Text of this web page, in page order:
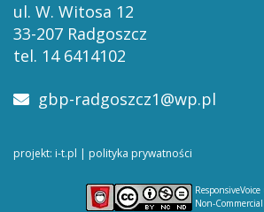
ul. W. Witosa 12
33-207 Radgoszcz
tel. 14 6414102
gbp-radgoszcz1@wp.pl
projekt: i-t.pl | polityka prywatności
ResponsiveVoice
Non-